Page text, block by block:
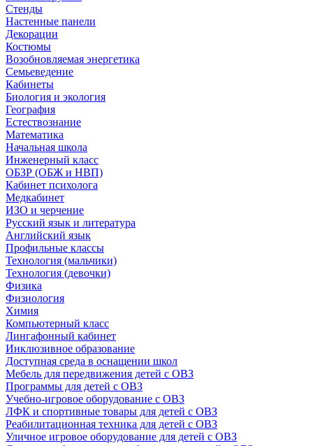
Стенды
Настенные панели
Декорации
Костюмы
Возобновляемая энергетика
Семьеведение
Кабинеты
Биология и экология
География
Естествознание
Математика
Начальная школа
Инженерный класс
ОБЗР (ОБЖ и НВП)
Кабинет психолога
Медкабинет
ИЗО и черчение
Русский язык и литература
Английский язык
Профильные классы
Технология (мальчики)
Технология (девочки)
Физика
Физиология
Химия
Компьютерный класс
Лингафонный кабинет
Инклюзивное образование
Доступная среда в оснащении школ
Мебель для передвижения детей с ОВЗ
Программы для детей с ОВЗ
Учебно-игровое оборудование с ОВЗ
ЛФК и спортивные товары для детей с ОВЗ
Реабилитационная техника для детей с ОВЗ
Уличное игровое оборудование для детей с ОВЗ